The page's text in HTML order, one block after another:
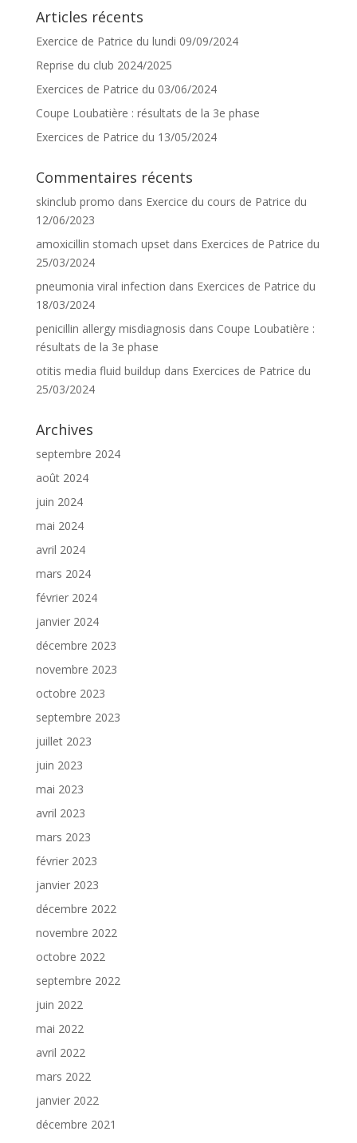
Articles récents
Exercice de Patrice du lundi 09/09/2024
Reprise du club 2024/2025
Exercices de Patrice du 03/06/2024
Coupe Loubatière : résultats de la 3e phase
Exercices de Patrice du 13/05/2024
Commentaires récents
skinclub promo dans Exercice du cours de Patrice du
12/06/2023
amoxicillin stomach upsetdans Exercices de Patrice du
25/03/2024
pneumonia viral infection dans Exercices de Patrice du
18/03/2024
penicillin allergy misdiagnosis dans Coupe Loubatière :
résultats de la 3e phase
otitis media fluid buildup dans Exercices de Patrice du
25/03/2024
Archives
septembre 2024
août 2024
juin 2024
mai 2024
avril 2024
mars 2024
février 2024
janvier 2024
décembre 2023
novembre 2023
octobre 2023
septembre 2023
juillet 2023
juin 2023
mai 2023
avril 2023
mars 2023
février 2023
janvier 2023
décembre 2022
novembre 2022
octobre 2022
septembre 2022
juin 2022
mai 2022
avril 2022
mars 2022
janvier 2022
décembre 2021